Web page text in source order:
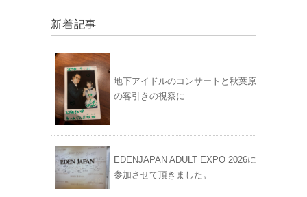
新着記事
地下アイドルのコンサートと秋葉原
の客引きの視察に
EDENJAPAN ADULT EXPO 2026に
参加させて頂きました。